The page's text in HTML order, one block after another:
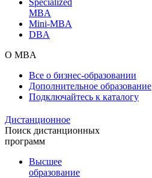
MBA
Mini-MBA
DBA
О MBA
Все о бизнес-образовании
Дополнительное образование
Подключайтесь к каталогу
Дистанционное
Поиск дистанционных
программ
Высшее
образование